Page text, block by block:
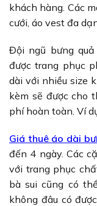
khách hàng. Các
cưới, áo vest đa
Đội ngũ bưng
được trang phục
dài với nhiều size
kèm sẽ được cho
phí hoàn toàn. Ví
Giá thuê áo dài
đến 4 ngày. Các
với trang phục
bà sui cũng có
không đâu có